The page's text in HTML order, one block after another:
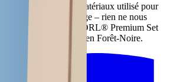
savant mélange de matériaux utilisé pour
main du cuir d’affutage – rien ne nous
nous fabriquons le HORL® Premium Set
de notre région, en Forêt-Noire.